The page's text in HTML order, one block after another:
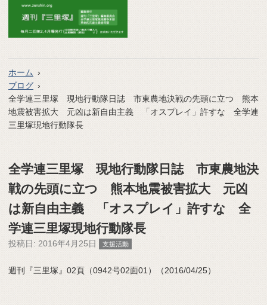
ホーム
ブログ
全学連三里塚 現地行動隊日誌 市東農地決戦の先頭に立つ 熊本
地震被害拡大 元凶は新自由主義 「オスプレイ」許すな 全学連
三里塚現地行動隊長
全学連三里塚 現地行動隊日誌 市東農地決
戦の先頭に立つ 熊本地震被害拡大 元凶
は新自由主義 「オスプレイ」許すな 全
学連三里塚現地行動隊長
投稿日: 2016年4月25日 支援活動
週刊『三里塚』02頁（0942号02面01）（2016/04/25）